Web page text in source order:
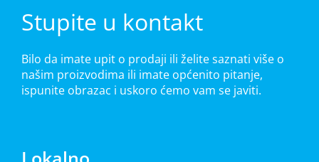
Stupite u kontakt
Bilo da imate upit o prodaji ili želite saznati više o
našim proizvodima ili imate općenito pitanje,
ispunite obrazac i uskoro ćemo vam se javiti.